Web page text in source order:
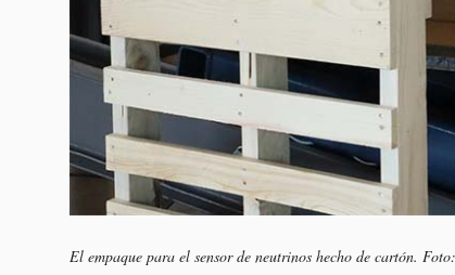
El empaque para el sensor de neutrinos hecho de cartón.